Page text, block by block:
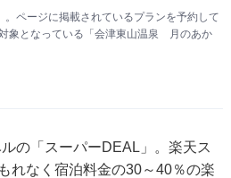
ページに掲載されているプランを予約して
象となっている「会津東山温泉 月のあか
の「スーパーDEAL」。楽天ス
れなく宿泊料金の30～40％の楽